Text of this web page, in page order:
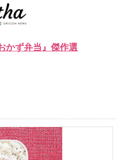
かず弁当』傑作選